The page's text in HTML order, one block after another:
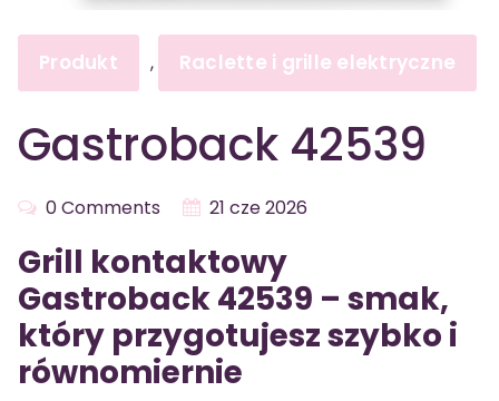
Produkt , Raclette i grille elektryczne
Gastroback 42539
0 Comments 21 cze 2026
Grill kontaktowy
Gastroback 42539 – smak,
który przygotujesz szybko i
równomiernie